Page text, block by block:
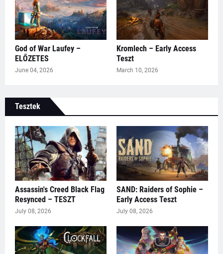
God of War Laufey –
ELŐZETES
June 04, 2026
Kromlech – Early Access
Teszt
March 10, 2026
Tesztek
Assassin's Creed Black Flag
Resynced – TESZT
July 08, 2026
SAND: Raiders of Sophie –
Early Access Teszt
July 08, 2026